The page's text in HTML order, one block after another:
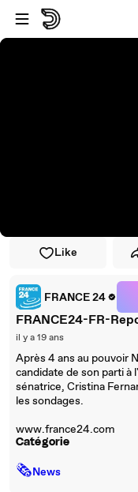
Passer au player
Passer au contenu
Like
FRANCE 24
FRANCE24-FR-
il y a 19 ans
Après 4 ans au pouvoir
candidate de son parti
sénatrice, Cristina
les sondages.
www.france24.com
Catégorie
🗞News